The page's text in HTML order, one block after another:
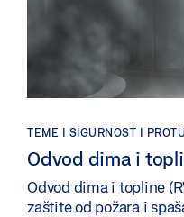
TEME | SIGURNOST |
Odvod dima i
Odvod dima i topline
zaštite od požara i